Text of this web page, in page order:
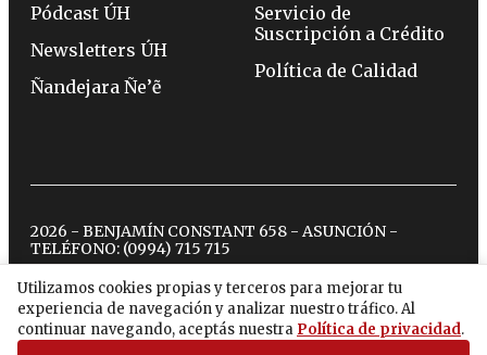
Utilizamos cookies propias y terceros para mejorar tu
experiencia de navegación y analizar nuestro tráfico. Al
continuar navegando, aceptás nuestra Política de privacidad.
Pódcast ÚH
Newsletters ÚH
Ñandejara Ñe’ẽ
Servicio de
Suscripción a Crédito
Política de Calidad
2026 - BENJAMÍN CONSTANT 658 - ASUNCIÓN -
TELÉFONO: (0994) 715 715
twitterinstagram
facebook
tiktokyoutubespotify